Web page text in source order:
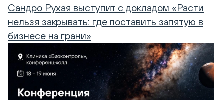
Сандро Рухая выступит с докладом «Расти
нельзя закрывать: где поставить запятую в
бизнесе на грани»